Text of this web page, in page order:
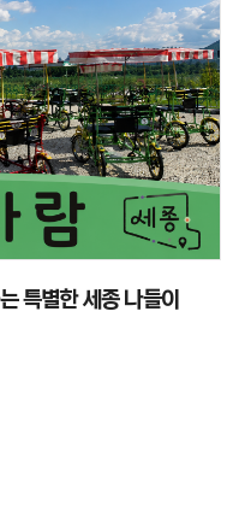
특별한 세종 나들이